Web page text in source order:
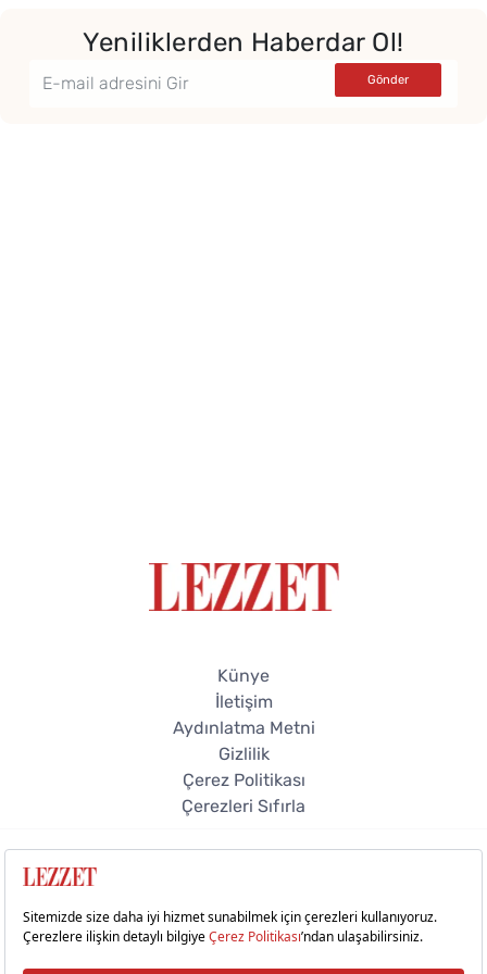
Yeniliklerden Haberdar Ol!
Künye
İletişim
Aydınlatma Metni
Gizlilik
Çerez Politikası
Çerezleri Sıfırla